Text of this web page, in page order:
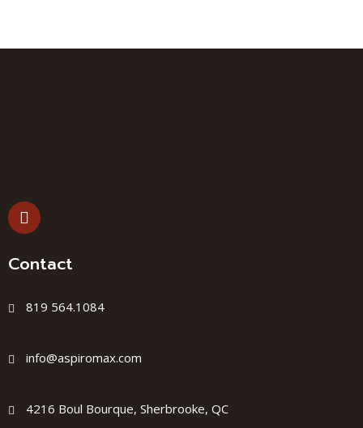
Contact
819 564.1084
info@aspiromax.com
4216 Boul Bourque, Sherbrooke, QC